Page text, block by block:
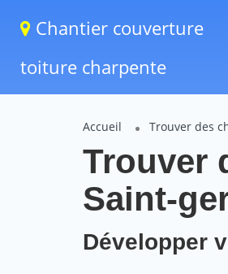
Chantier couverture
toiture charpente
Accueil Trouver des
Trouver
Saint-
Développer